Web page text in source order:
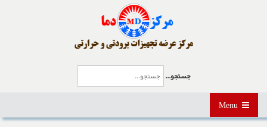
جستجو...